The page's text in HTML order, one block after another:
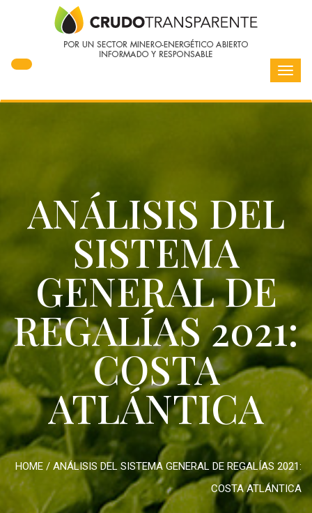
ANÁLISIS DEL
SISTEMA
GENERAL DE
REGALÍAS 2021:
COSTA
ATLÁNTICA
HOME / ANÁLISIS DEL SISTEMA GENERAL DE REGALÍAS 2021:
COSTA ATLÁNTICA